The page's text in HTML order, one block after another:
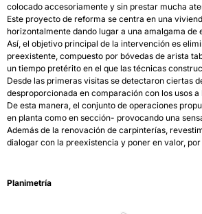
colocado accesoriamente y sin prestar mucha
Este proyecto de reforma se centra en una
horizontalmente dando lugar a una amalgama
Así, el objetivo principal de la intervención es
preexistente, compuesto por bóvedas de arista
un tiempo pretérito en el que las técnicas
Desde las primeras visitas se detectaron ciertas
desproporcionada en comparación con los usos
De esta manera, el conjunto de operaciones
en planta como en sección- provocando una
Además de la renovación de carpinterías,
dialogar con la preexistencia y poner en valor,
Planimetría